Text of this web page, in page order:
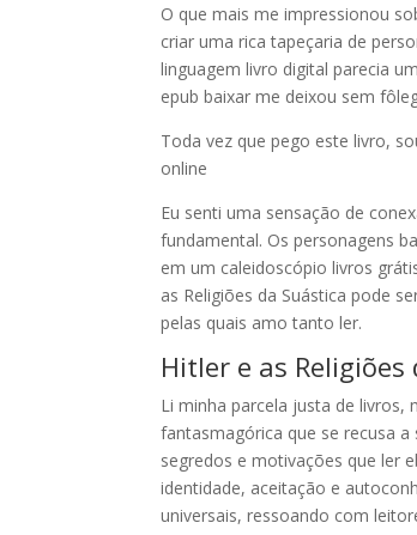
O que mais me impressionou
criar uma rica tapeçaria de
linguagem livro digital parecia
epub baixar me deixou sem
Toda vez que pego este livro,
online
Eu senti uma sensação de
fundamental. Os personagens
em um caleidoscópio livros
as Religiões da Suástica pode
pelas quais amo tanto ler.
Hitler e as
Li minha parcela justa de livros,
fantasmagórica que se recusa
segredos e motivações que ler
identidade, aceitação e
universais, ressoando com